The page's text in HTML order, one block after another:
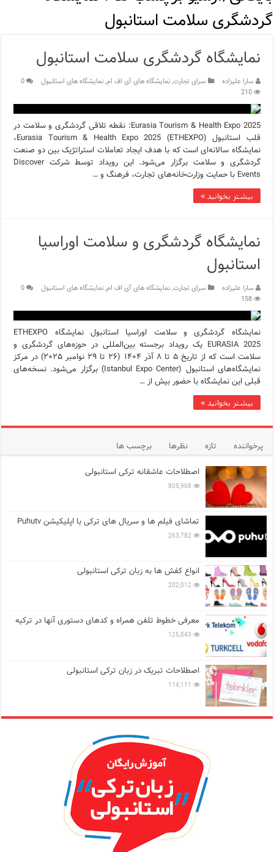
مرکز خرید پولات استانبول | تجربه‌ای متفاوت از خرید و سبک
ویژگی‌های رفتاری و اجتماعی در زبان ترکی استانبولی
ویژگی‌های منفی شخصیت در زبان ترکی استانبولی
ویژگی‌های مثبت شخصیت در زبان ترکی استانبولی
موزه افسانه‌های کارتال استانبول؛ سفری به دنیای قصه‌ها در
موزه ساعت کاخ توپکاپی استانبول
اجاره خانه در استانبول چگونه است؟ راهنمای کامل در سال 2026
گردشگری سلامت استانبول
نمایشگاه گردشگری سلامت استانبول
سارا علیزاده سرای تجارت,نمایشگاه های آی اف ام,نمایشگاه های استانبول
0
210
Eurasia Tourism & Health Expo 2025: نقطه تلاقی گردشگری و سلامت در
قلب استانبول Eurasia Tourism & Health Expo 2025 (ETHEXPO)،
نمایشگاه سالانه‌ای است که با هدف ایجاد تعاملات استراتژیک بین دو صنعت
گردشگری و سلامت برگزار می‌شود. این رویداد توسط شرکت Discover
Events با حمایت وزارت‌خانه‌های تجارت، فرهنگ و …
بیشتر بخوانید »
نمایشگاه گردشگری و سلامت اوراسیا
استانبول
سارا علیزاده سرای تجارت,نمایشگاه های آی اف ام,نمایشگاه های استانبول
0
158
نمایشگاه گردشگری و سلامت اوراسیا استانبول نمایشگاه ETHEXPO
EURASIA 2025 یک رویداد برجسته بین‌المللی در حوزه‌های گردشگری و
سلامت است که از تاریخ ۵ تا ۸ آذر ۱۴۰۴ (۲۶ تا ۲۹ نوامبر ۲۰۲۵) در مرکز
نمایشگاه‌های استانبول (Istanbul Expo Center) برگزار می‌شود. نسخه‌های
قبلی این نمایشگاه با حضور بیش از …
بیشتر بخوانید »
پرخواننده تازه نظرها
برچسب ها
اصطلاحات عاشقانه ترکی استانبولی
805,968
تماشای فیلم ها و سریال های ترکی با اپلیکیشن Puhutv
263,782
انواع کفش ها به زبان ترکی استانبولی
202,012
معرفی خطوط تلفن همراه و کدهای دستوری آنها در ترکیه
125,843
اصطلاحات تبریک در زبان ترکی استانبولی
114,111